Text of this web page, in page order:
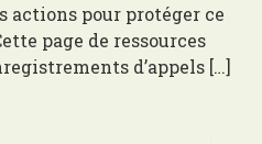
pour protéger ce
page de ressources
d’appels […]